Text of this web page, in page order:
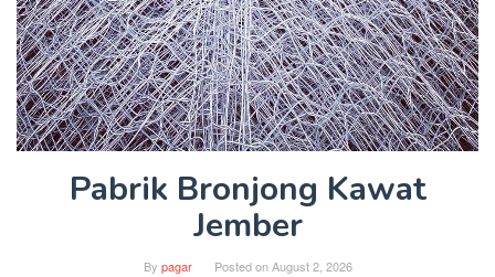
Pabrik Bronjong Kawat
Jember
By pagar Posted onAugust 2, 2026